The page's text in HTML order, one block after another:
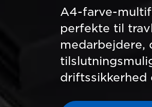
A4-farve-
perfekte til
medarbejdere,
driftssikkerhed